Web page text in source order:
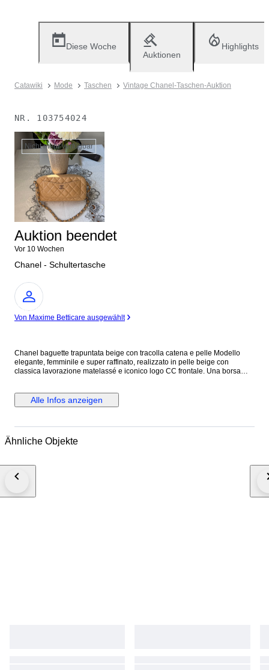
Diese Woche
Auktionen
Highlights
Catawiki Mode Taschen Vintage Chanel-Taschen-Auktion
NR. 103754024
Nicht mehr verfügbar
Auktion beendet
Vor 10 Wochen
Chanel - Schultertasche
Experte
Von Maxime Betticare ausgewählt
Chanel baguette trapuntata beige con tracolla catena e pelle Modello
elegante, femminile e super raffinato, realizzato in pelle beige con
classica lavorazione matelassé e iconico logo CC frontale. Una borsa
mentre la tracolla con intreccio pelle e catena aggiunge subito un tocco
luxury riconoscibile. Colore neutro e luminoso, facilissimo da abbinare in
Alle Infos anzeigen
Ähnliche Objekte